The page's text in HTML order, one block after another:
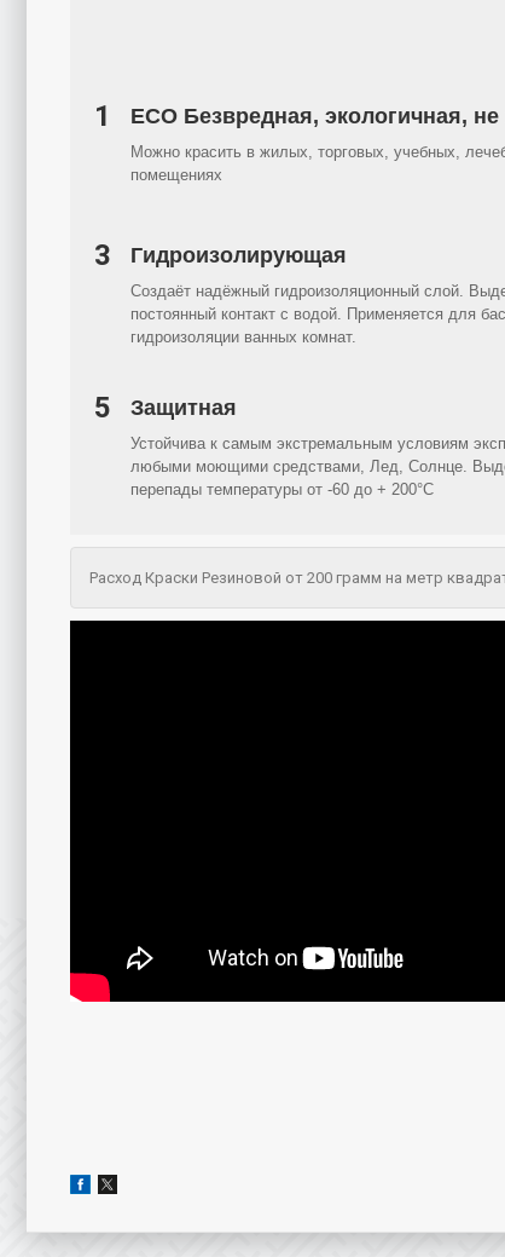
1 ECO Безвредная, экологичная,
Можно красить в жилых, торговых, учебных,
помещениях
3 Гидроизолирующая
Создаёт надёжный гидроизоляционный слой.
постоянный контакт с водой. Применяется для
гидроизоляции ванных комнат.
5 Защитная
Устойчива к самым экстремальным условиям
любыми моющими средствами, Лед, Солнце.
перепады температуры от -60 до + 200°C
Расход Краски Резиновой от 200 грамм на метр